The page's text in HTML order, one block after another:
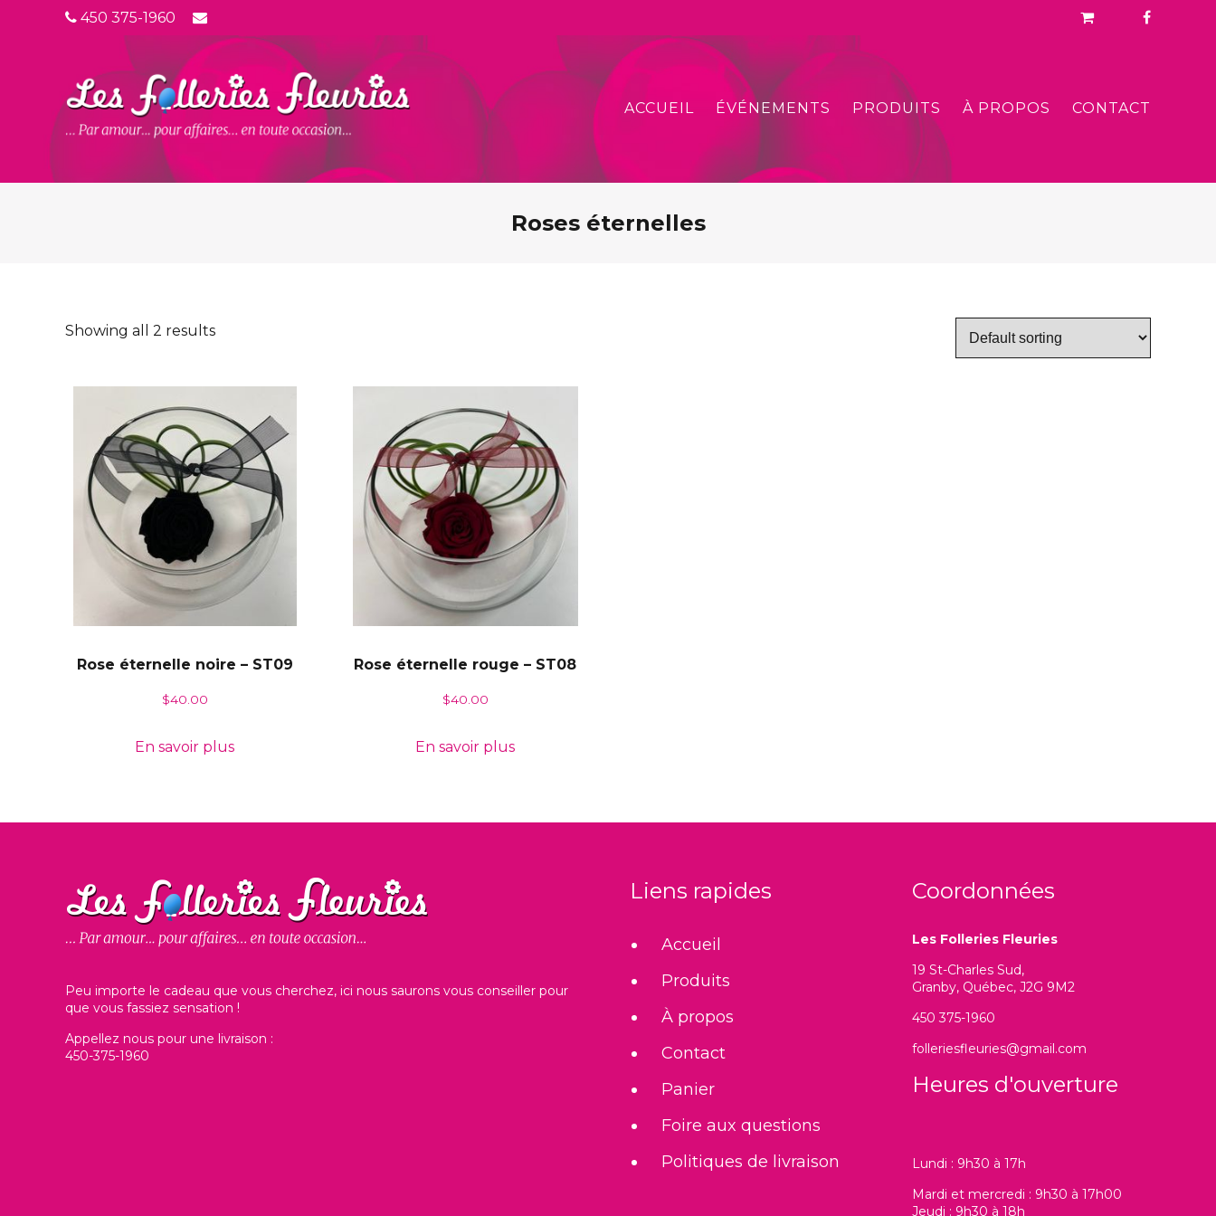
450 375-1960
ACCUEIL ÉVÉNEMENTS PRODUITS À PROPOS CONTACT
Roses éternelles
Showing all 2 results
Rose éternelle noire – ST09
$40.00
En savoir plus
Rose éternelle rouge – ST08
$40.00
En savoir plus
Peu importe le cadeau que vous cherchez, ici nous saurons vous conseiller pour
que vous fassiez sensation !
Appellez nous pour une livraison :
450-375-1960
Liens rapides
Accueil
Produits
À propos
Contact
Panier
Foire aux questions
Politiques de livraison
Coordonnées
Les Folleries Fleuries
19 St-Charles Sud,
Granby, Québec, J2G 9M2
450 375-1960
folleriesfleuries@gmail.com
Heures d'ouverture
Lundi : 9h30 à 17h
Mardi et mercredi : 9h30 à 17h00
Jeudi : 9h30 à 18h